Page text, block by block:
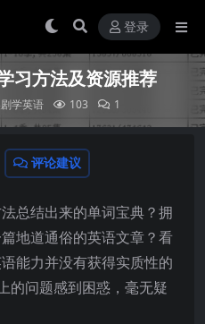
登录
习方法及资源推荐
学英语 103 1
评论建议
总结出来的单词宝典？拥
地道通俗的英语文章？看
能力并没有获得实质性的
问题感到困惑，毫无疑